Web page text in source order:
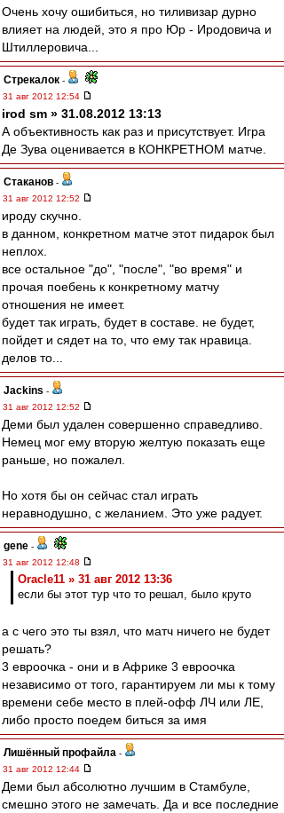
Очень хочу ошибиться, но тиливизар дурно
влияет на людей, это я про Юр - Иродовича и
Штиллеровича...
Стрекалок -
31 авг 2012 12:54
irod sm » 31.08.2012 13:13
А объективность как раз и присутствует. Игра
Де Зува оценивается в КОНКРЕТНОМ матче.
Cтаканов -
31 авг 2012 12:52
ироду скучно.
в данном, конкретном матче этот пидарок был
неплох.
все остальное "до", "после", "во время" и
прочая поебень к конкретному матчу
отношения не имеет.
будет так играть, будет в составе. не будет,
пойдет и сядет на то, что ему так нравица.
делов то...
Jackins -
31 авг 2012 12:52
Деми был удален совершенно справедливо.
Немец мог ему вторую желтую показать еще
раньше, но пожалел.
Но хотя бы он сейчас стал играть
неравнодушно, с желанием. Это уже радует.
gene -
31 авг 2012 12:48
Oracle11 » 31 авг 2012 13:36
если бы этот тур что то решал, было круто
а с чего это ты взял, что матч ничего не будет
решать?
3 евроочка - они и в Африке 3 евроочка
независимо от того, гарантируем ли мы к тому
времени себе место в плей-офф ЛЧ или ЛЕ,
либо просто поедем биться за имя
Лишённый профайла -
31 авг 2012 12:44
Деми был абсолютно лучшим в Стамбуле,
смешно этого не замечать. Да и все последние